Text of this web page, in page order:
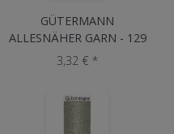
GÜTERMANN
ALLESNÄHER GARN - 129
Veilchen
3,32 € *